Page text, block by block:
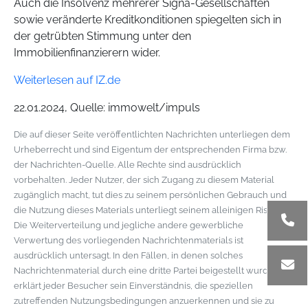
Auch die Insolvenz mehrerer Signa-Gesellschaften
sowie veränderte Kreditkonditionen spiegelten sich in
der getrübten Stimmung unter den
Immobilienfinanzierern wider.
Weiterlesen auf IZ.de
22.01.2024, Quelle: immowelt/impuls
Die auf dieser Seite veröffentlichten Nachrichten unterliegen dem
Urheberrecht und sind Eigentum der entsprechenden Firma bzw.
der Nachrichten-Quelle. Alle Rechte sind ausdrücklich
vorbehalten. Jeder Nutzer, der sich Zugang zu diesem Material
zugänglich macht, tut dies zu seinem persönlichen Gebrauch und
die Nutzung dieses Materials unterliegt seinem alleinigen Risiko.
Die Weiterverteilung und jegliche andere gewerbliche
Verwertung des vorliegenden Nachrichtenmaterials ist
ausdrücklich untersagt. In den Fällen, in denen solches
Nachrichtenmaterial durch eine dritte Partei beigestellt wurde,
erklärt jeder Besucher sein Einverständnis, die speziellen
zutreffenden Nutzungsbedingungen anzuerkennen und sie zu